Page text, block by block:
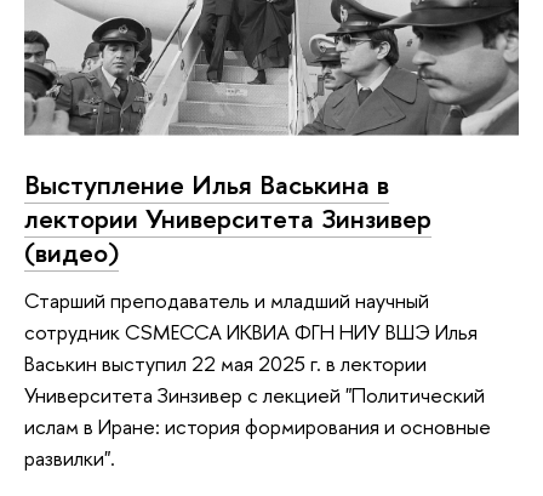
Выступление Илья Васькина в
лектории Университета Зинзивер
(видео)
Старший преподаватель и младший научный
сотрудник CSMECCA ИКВИА ФГН НИУ ВШЭ Илья
Васькин выступил 22 мая 2025 г. в лектории
Университета Зинзивер с лекцией "Политический
ислам в Иране: история формирования и основные
развилки".